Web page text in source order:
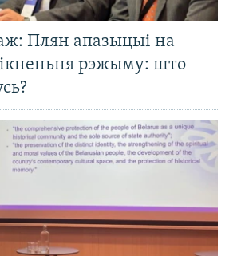
Плян апазыцыі на
рэжыму: што